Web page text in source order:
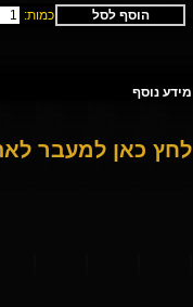
הוסף לסל
כמות:
מידע נוסף
לחץ כאן למעבר